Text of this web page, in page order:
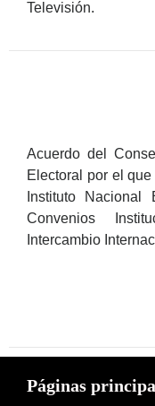
Televisión.
Acuerdo del
Electoral por el
Instituto
Convenios
Intercambio
Páginas